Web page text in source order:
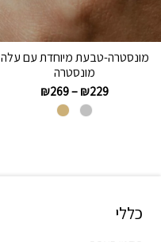
מונסטרה-טבעת מיוחדת עם עלה
מונסטרה
₪229
–
₪269
כללי